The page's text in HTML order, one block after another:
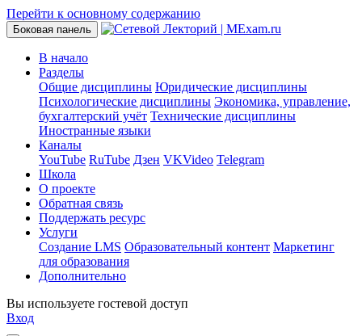
Перейти к основному содержанию
Боковая панель
В начало
Разделы
Общие дисциплины Юридические дисциплины
Психологические дисциплины Экономика, управление,
бухгалтерский учёт Технические дисциплины
Иностранные языки
Каналы
YouTube RuTube Дзен VKVideo Telegram
Школа
О проекте
Обратная связь
Поддержать ресурс
Услуги
Создание LMS Образовательный контент Маркетинг
для образования
Дополнительно
Вы используете гостевой доступ
Вход